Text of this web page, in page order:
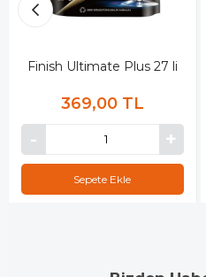
Finish Ultimate Plus 27 li
369,00 TL
Sepete Ekle